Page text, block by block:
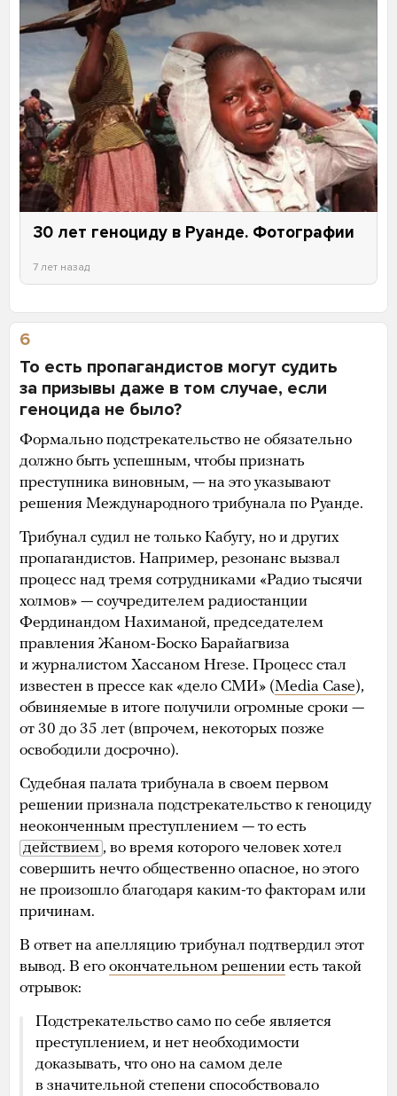
30 лет геноциду в Руанде. Фотографии
7 лет назад
6
То есть пропагандистов могут судить
за призывы даже в том случае, если
геноцида не было?
Формально подстрекательство не обязательно
должно быть успешным, чтобы признать
преступника виновным, — на это указывают
решения Международного трибунала по Руанде.
Трибунал судил не только Кабугу, но и других
пропагандистов. Например, резонанс вызвал
процесс над тремя сотрудниками «Радио тысячи
холмов» — соучредителем радиостанции
Фердинандом Нахиманой, председателем
правления Жаном-Боско Барайагвиза
и журналистом Хассаном Нгезе. Процесс стал
известен в прессе как «дело СМИ» (Media Case),
обвиняемые в итоге получили огромные сроки —
от 30 до 35 лет (впрочем, некоторых позже
освободили досрочно).
Судебная палата трибунала в своем первом
решении признала подстрекательство к геноциду
неоконченным преступлением — то есть
действием , во время которого человек хотел
совершить нечто общественно опасное, но этого
не произошло благодаря каким-то факторам или
причинам.
В ответ на апелляцию трибунал подтвердил этот
вывод. В его окончательном решении есть такой
отрывок:
Подстрекательство само по себе является
преступлением, и нет необходимости
доказывать, что оно на самом деле
в значительной степени способствовало